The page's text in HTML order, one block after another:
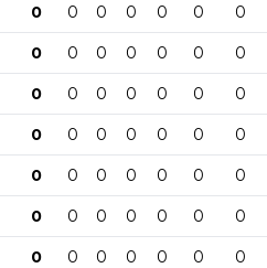
0 0 0 0 0 0 0
0 0 0 0 0 0 0
0 0 0 0 0 0 0
0 0 0 0 0 0 0
0 0 0 0 0 0 0
0 0 0 0 0 0 0
0 0 0 0 0 0 0